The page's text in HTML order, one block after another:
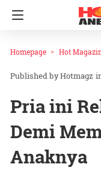
Homepage Hot
Hotmagz
Pria ini
Demi
Anaknya